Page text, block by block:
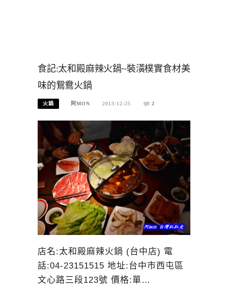
食記:太和殿麻辣火鍋~裝潢樸實食材美
味的鴛鴦火鍋
火鍋 阿MON 2013-12-25 2
店名:太和殿麻辣火鍋 (台中店) 電
話:04-23151515 地址:台中市西屯區
文心路三段123號 價格:單…